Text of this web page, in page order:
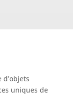
uniques de